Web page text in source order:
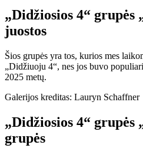
„Didžiosios 4“ grupės
juostos
Šios grupės yra tos, kurios mes
„Didžiuoju 4“, nes jos buvo
2025 metų.
Galerijos kreditas: Lauryn Schaffner
„Didžiosios 4“ grupės
grupės